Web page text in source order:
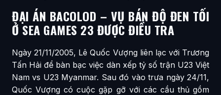
ĐẠI ÁN BACOLOD – VỤ BÁN ĐỘ ĐEN TỐI
Ở SEA GAMES 23 ĐƯỢC ĐIỀU TRA
Ngày 21/11/2005, Lê Quốc Vượng liên lạc với Trương
Tấn Hải để bàn bạc việc dàn xếp tỷ số trận U23 Việt
Nam vs U23 Myanmar. Sau đó vào trưa ngày 24/11,
Quốc Vượng có cuộc gặp gỡ với các cầu thủ gồm